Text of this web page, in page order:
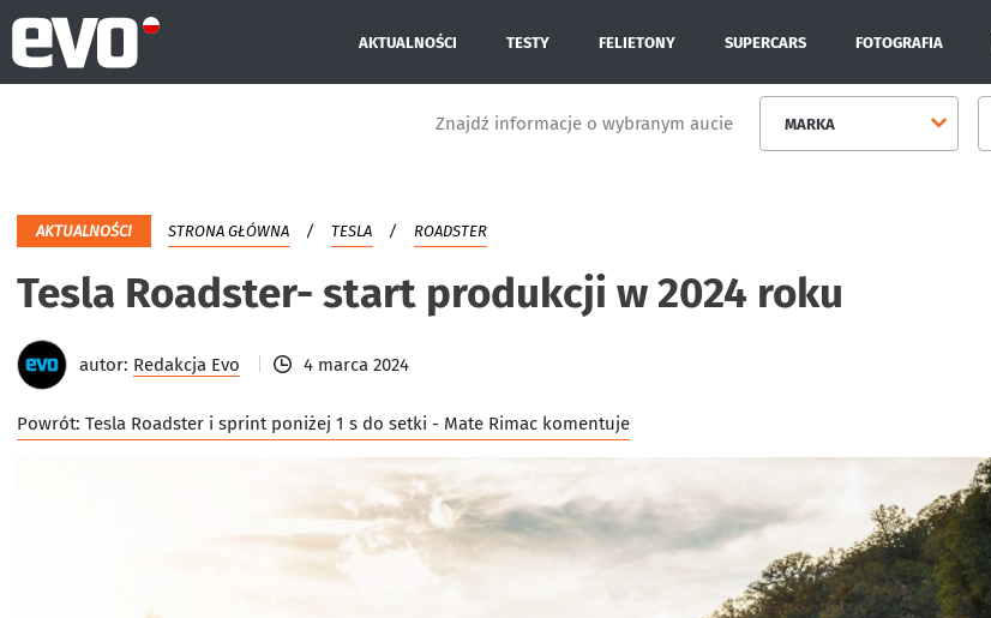
AKTUALNOŚCI TESTY FELIETONY SUPERCARS FOTOGRAFIA
Znajdź informacje o wybranym aucie MARKA
AKTUALNOŚCI STRONA GŁÓWNA TESLA ROADSTER
Tesla Roadster- start produkcji w 2024 roku
autor: Redakcja Evo 4 marca 2024
Powrót: Tesla Roadster i sprint poniżej 1 s do setki - Mate Rimac komentuje